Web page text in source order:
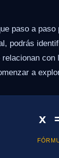
paso a
podrás
a
x